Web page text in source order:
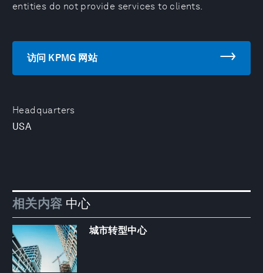
Headquarters
USA
entities do not provide services to clients.
访问 KPMG 网站
相关内容 中心
城市转型中心